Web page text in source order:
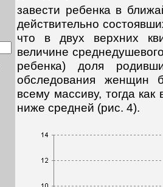
завести ребенка в
действительно
что в двух верхних
величине
ребенка) доля
обследования женщин
всему массиву, тогда
ниже средней (рис. 4).